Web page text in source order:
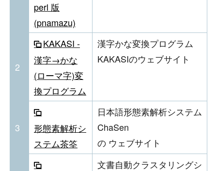
perl 版
(pnamazu)
2
KAKASI -
漢字→かな
(ローマ字)変
換プログラム
漢字かな変換プログラム
KAKASIのウェブサイト
3
形態素解析シ
ステム茶筌
日本語形態素解析システム
ChaSen
の ウェブサイト
文書自動クラスタリングシ